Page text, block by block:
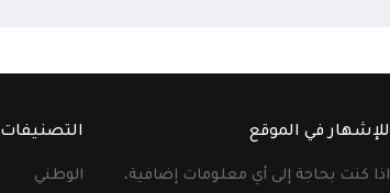
للإشهار في الموقع
اذا كنت بحاجة إلى أي معلومات إضافية،
التصنيفات
الوطني